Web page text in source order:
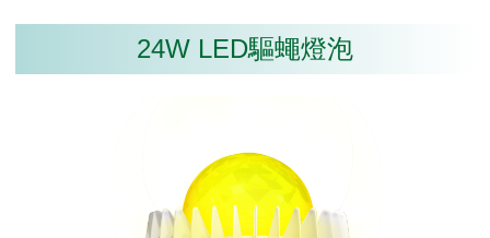
24W LED驅蠅燈泡